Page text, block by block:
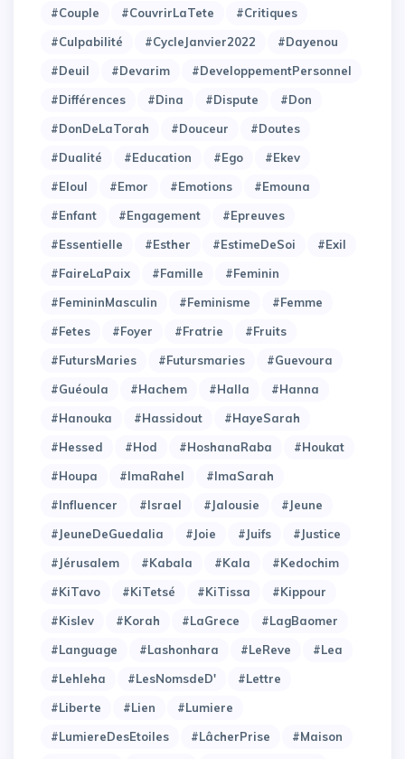
#Couple
#CouvrirLaTete
#Critiques
#Culpabilité
#CycleJanvier2022
#Dayenou
#Deuil
#Devarim
#DeveloppementPersonnel
#Différences
#Dina #Dispute
#Don
#DonDeLaTorah
#Douceur
#Doutes
#Dualité
#Education #Ego
#Ekev
#Eloul
#Emor #Emotions
#Emouna
#Enfant
#Engagement
#Epreuves
#Essentielle
#Esther #EstimeDeSoi
#Exil
#FaireLaPaix
#Famille
#Feminin
#FemininMasculin
#Feminisme
#Femme
#Fetes
#Foyer #Fratrie
#Fruits
#FutursMaries
#Futursmaries
#Guevoura
#Guéoula
#Hachem #Halla
#Hanna
#Hanouka
#Hassidout
#HayeSarah
#Hessed
#Hod #HoshanaRaba
#Houkat
#Houpa
#ImaRahel
#ImaSarah
#Influencer
#Israel #Jalousie
#Jeune
#JeuneDeGuedalia
#Joie #Juifs
#Justice
#Jérusalem
#Kabala #Kala
#Kedochim
#KiTavo
#KiTetsé #KiTissa
#Kippour
#Kislev
#Korah #LaGrece
#LagBaomer
#Language
#Lashonhara #LeReve
#Lea
#Lehleha
#LesNomsdeD'
#Lettre
#Liberte
#Lien
#Lumiere
#LumiereDesEtoiles
#LâcherPrise
#Maison